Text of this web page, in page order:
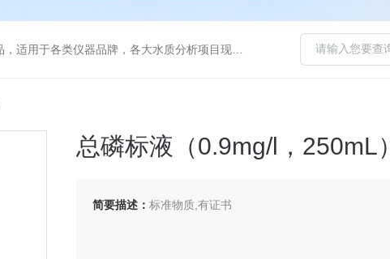
各类仪器品牌，各大水质分析项目现场及实验室
总磷标液（0.9mg/l，250mL）
简要描述： 标准物质,有证书